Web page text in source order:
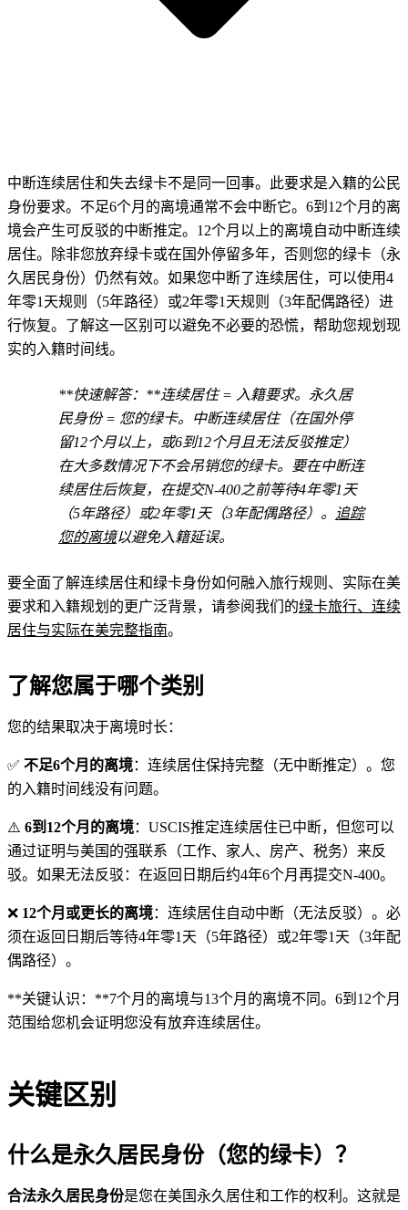
中断连续居住和失去绿卡不是同一回事。此要求是入籍的公民
身份要求。不足6个月的离境通常不会中断它。6到12个月的离
境会产生可反驳的中断推定。12个月以上的离境自动中断连续
居住。除非您放弃绿卡或在国外停留多年，否则您的绿卡（永
久居民身份）仍然有效。如果您中断了连续居住，可以使用4
年零1天规则（5年路径）或2年零1天规则（3年配偶路径）进
行恢复。了解这一区别可以避免不必要的恐慌，帮助您规划现
实的入籍时间线。
**快速解答：**连续居住 = 入籍要求。永久居
民身份 = 您的绿卡。中断连续居住（在国外停
留12个月以上，或6到12个月且无法反驳推定）
在大多数情况下不会吊销您的绿卡。要在中断连
续居住后恢复，在提交N-400之前等待4年零1天
（5年路径）或2年零1天（3年配偶路径）。
追踪
您的离境以避免入籍延误。
要全面了解连续居住和绿卡身份如何融入旅行规则、实际在美
要求和入籍规划的更广泛背景，请参阅我们的绿卡旅行、连续
居住与实际在美完整指南。
了解您属于哪个类别
您的结果取决于离境时长：
✅ 不足6个月的离境：连续居住保持完整（无中断推定）。您
的入籍时间线没有问题。
⚠️ 6到12个月的离境：USCIS推定连续居住已中断，但您可以
通过证明与美国的强联系（工作、家人、房产、税务）来反
驳。如果无法反驳：在返回日期后约4年6个月再提交N-400。
❌ 12个月或更长的离境：连续居住自动中断（无法反驳）。必
须在返回日期后等待4年零1天（5年路径）或2年零1天（3年配
偶路径）。
**关键认识：**7个月的离境与13个月的离境不同。6到12个月
范围给您机会证明您没有放弃连续居住。
关键区别
什么是永久居民身份（您的绿卡）？
合法永久居民身份是您在美国永久居住和工作的权利。这就是